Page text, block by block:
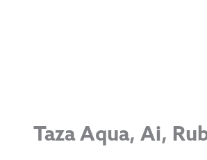
Taza Aqua, Ai,